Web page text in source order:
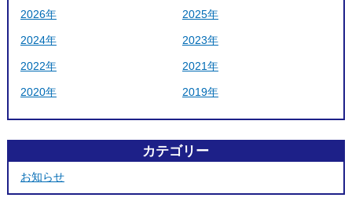
2026年 2025年
2024年 2023年
2022年 2021年
2020年 2019年
カテゴリー
お知らせ